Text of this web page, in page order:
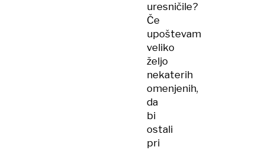
uresničile?
Če
upoštevam
veliko
željo
nekaterih
omenjenih,
da
bi
ostali
pri